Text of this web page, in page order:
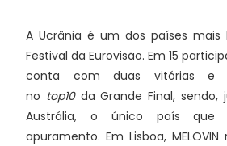
A Ucrânia é um dos países mais
Festival da Eurovisão. Em 15
conta com duas vitórias e
no top10 da Grande Final,
Austrália, o único país que
apuramento. Em Lisboa,